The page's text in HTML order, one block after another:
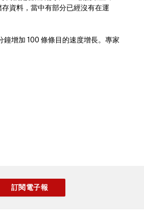
資料，當中有部分已經沒有在運
增加 100 條條目的速度增長。專家